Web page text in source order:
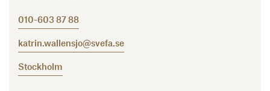
010-603 87 88
katrin.wallensjo@svefa.se
Stockholm